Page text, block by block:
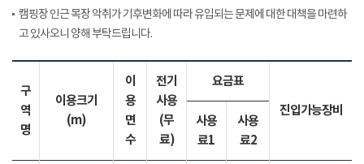
캠핑장 인근 목장 악취가 기후변화에 따라 유입되는 문제에 대한 대책을 마련하
고 있사오니 양해 부탁드립니다.
구
역
명
이용크기
(m)
이
용
면
수
전기
사용
(무
료)
요금표
진입가능장비
사용
료1
사용
료2